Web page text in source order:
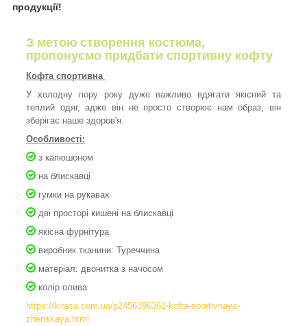
продукції!
З метою створення костюма,
пропонуємо придбати спортивну кофту
Кофта спортивна
У холодну пору року дуже важливо вдягати якісний та
теплий одяг, адже він не просто створює нам образ, він
зберігає наше здоров'я.
Особливості:
з капюшоном
на блискавці
гумки на рукавах
дві просторі кишені на блискавці
якісна фурнітура
виробник тканини: Туреччина
матеріал: двонитка з начосом
колір олива
https://kirasa.com.ua/p2456396362-kofta-sportivnaya-
zhenskaya.html